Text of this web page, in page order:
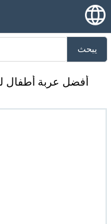
يبحث
أفضل عربة أطفال